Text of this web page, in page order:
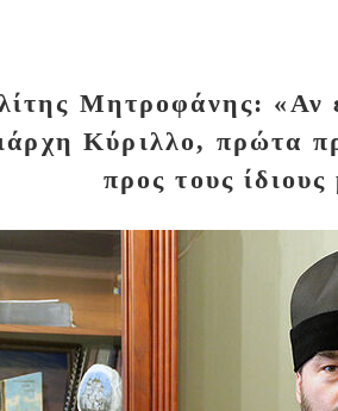
Μητροφάνης: «Αν
Κύριλλο, πρώτα
προς τους